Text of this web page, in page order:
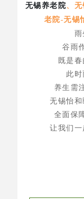
无锡养老院、
老院-无锡
谷雨
既是
此
养生需
无锡怡
全面保
让我们